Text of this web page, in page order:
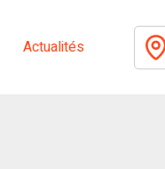
Actualités